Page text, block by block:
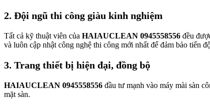
2. Đội ngũ thi công giàu kinh nghiệm
Tất cả kỹ thuật viên của HAIAUCLEAN 0945558556 đều
và luôn cập nhật công nghệ thi công mới nhất để đảm bảo tiến
3. Trang thiết bị hiện đại, đồng bộ
HAIAUCLEAN 0945558556 đầu tư mạnh vào máy mài sàn
mặt sàn.